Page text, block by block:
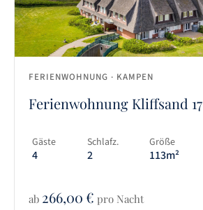
FERIENWOHNUNG · KAMPEN
Ferienwohnung Kliffsand 17
Gäste
4
Schlafz.
2
Größe
113m²
ab 266,00€ pro Nacht